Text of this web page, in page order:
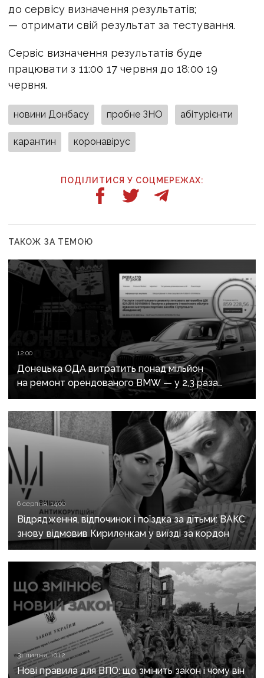
до сервісу визначення результатів;
— отримати свій результат за тестування.
Сервіс визначення результатів буде
працювати з 11:00 17 червня до 18:00 19
червня.
новини Донбасу пробне ЗНО абітурієнти
карантин коронавірус
ПОДІЛИТИСЯ У СОЦМЕРЕЖАХ:
ТАКОЖ ЗА ТЕМОЮ
12:00
Донецька ОДА витратить понад мільйон
на ремонт орендованого BMW — у 2,3 раза
дорожче за його залишкову вартість
6 серпня, 14:00
Відрядження, відпочинок і поїздка за дітьми: ВАКС
знову відмовив Кириленкам у виїзді за кордон
31 липня, 10:12
Нові правила для ВПО: що змінить закон і чому він